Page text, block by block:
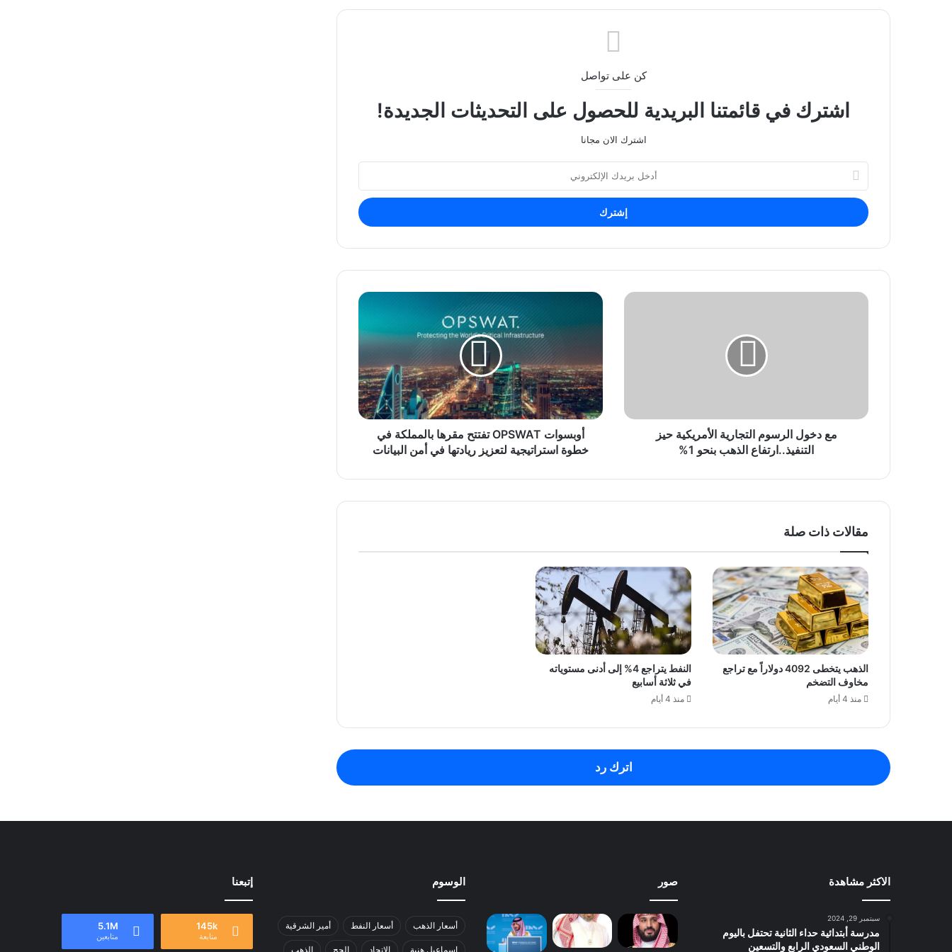
كن على تواصل
اشترك في قائمتنا البريدية للحصول على التحديثات الجديدة!
اشترك الان مجانا
بريدك
الإلكتروني
مع
بنحو
مع دخول الرسوم التجارية الأمريكية حيز
التنفيذ..ارتفاع الذهب بنحو 1%
أوبسوات
تفتتح
في
خطوة
استراتيجية
لتعزيز
ريادتها
البيانات
أوبسوات OPSWAT تفتتح مقرها بالمملكة في
خطوة استراتيجية لتعزيز ريادتها في أمن البيانات
مقالات ذات صلة
الذهب يتخطى 4092 دولاراً مع تراجع
مخاوف التضخم
منذ 4 أيام
النفط يتراجع 4% إلى أدنى مستوياته
في ثلاثة أسابيع
منذ 4 أيام
اترك رد
الاكثر مشاهدة
سبتمبر 29, 2024
مدرسة أبتدائية حداء الثانية تحتفل باليوم
الوطني السعودي الرابع والتسعين
صور الوسوم
أسعار الذهب أسعار النفط أمير الشرقية
إسماعيل هنية الاتحاد الحج الذهب
إتبعنا
145k
متابعة
5.1M
متابعين